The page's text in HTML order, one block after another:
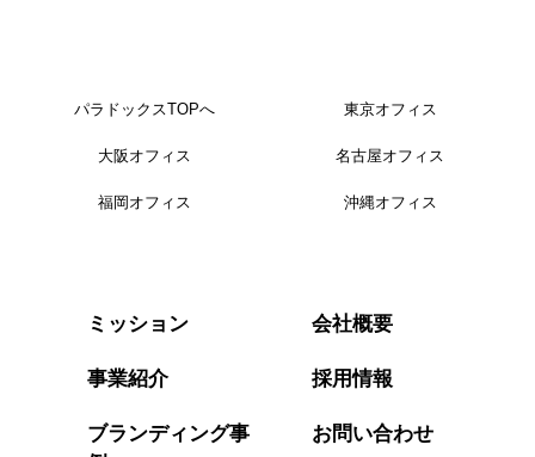
パラドックスTOPへ 東京オフィス
大阪オフィス 名古屋オフィス
福岡オフィス 沖縄オフィス
ミッション
事業紹介
ブランディング事
会社概要
採用情報
お問い合わせ